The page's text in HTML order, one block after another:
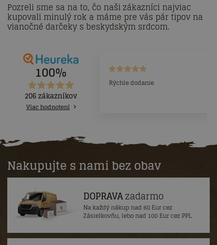
Pozreli sme sa na to, čo naši zákazníci najviac
kupovali minulý rok a máme pre vás pár tipov na
vianočné darčeky s beskydským srdcom.
100%
206 zákazníkov
Viac hodnotení
Rýchle dodanie
Nakupujte s nami bez obav
DOPRAVAzadarmo
Na každý nákup nad 60 Eur cez
Zásielkovňu, lebo nad 100 Eur cez PPL.